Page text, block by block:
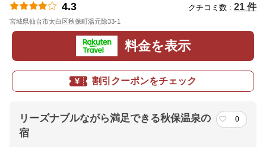
4.3 クチコミ数 : 21 件
宮城県仙台市太白区秋保町湯元除33-1
料金を表示
割引クーポンをチェック
リーズナブルながら満足できる秋保温泉の
宿
0